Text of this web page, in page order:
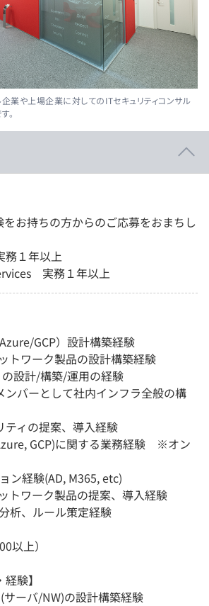
業や上場企業に対してのITセキュリティコンサル
。
お持ちの方からのご応募をおまちし
１年以上
実務１年以上
GCP）設計構築経験
トワーク製品の設計構築経験
設計/構築/運用の経験
ンバーとして社内インフラ全般の構
ティの提案、導入経験
GCP)に関する業務経験 ※オン
ン経験(AD, M365, etc)
トワーク製品の提案、導入経験
析、ルール策定経験
以上）
験】
ーバ/NW)の設計構築経験